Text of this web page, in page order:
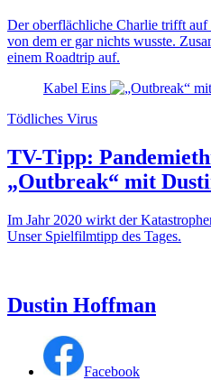
Der oberflächliche Charlie trifft auf
von dem er gar nichts wusste.
einem Roadtrip auf.
Kabel Eins
Tödliches Virus
TV-Tipp:
„Outbreak“ mit
Im Jahr 2020 wirkt der
Unser Spielfilmtipp des Tages.
Dustin Hoffman
Facebook